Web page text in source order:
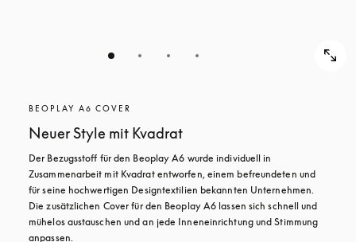
BEOPLAY A6 COVER
Neuer Style mit Kvadrat
Der Bezugsstoff für den Beoplay A6 wurde individuell in
Zusammenarbeit mit Kvadrat entworfen, einem befreundeten und
für seine hochwertigen Designtextilien bekannten Unternehmen.
Die zusätzlichen Cover für den Beoplay A6 lassen sich schnell und
mühelos austauschen und an jede Inneneinrichtung und Stimmung
anpassen.